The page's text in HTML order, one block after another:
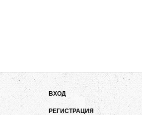
ВХОД
РЕГИСТРАЦИЯ